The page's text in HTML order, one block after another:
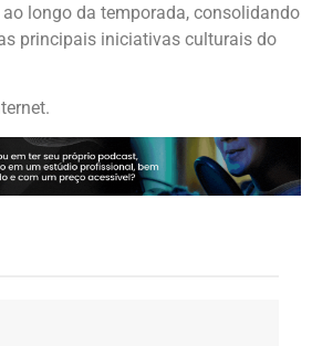
longo da temporada, consolidando
principais iniciativas culturais do